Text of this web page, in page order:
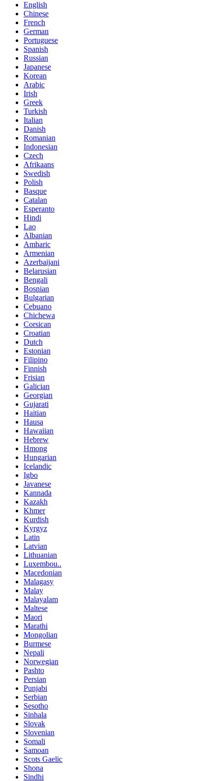
English
Chinese
French
German
Portuguese
Spanish
Russian
Japanese
Korean
Arabic
Irish
Greek
Turkish
Italian
Danish
Romanian
Indonesian
Czech
Afrikaans
Swedish
Polish
Basque
Catalan
Esperanto
Hindi
Lao
Albanian
Amharic
Armenian
Azerbaijani
Belarusian
Bengali
Bosnian
Bulgarian
Cebuano
Chichewa
Corsican
Croatian
Dutch
Estonian
Filipino
Finnish
Frisian
Galician
Georgian
Gujarati
Haitian
Hausa
Hawaiian
Hebrew
Hmong
Hungarian
Icelandic
Igbo
Javanese
Kannada
Kazakh
Khmer
Kurdish
Kyrgyz
Latin
Latvian
Lithuanian
Luxembou..
Macedonian
Malagasy
Malay
Malayalam
Maltese
Maori
Marathi
Mongolian
Burmese
Nepali
Norwegian
Pashto
Persian
Punjabi
Serbian
Sesotho
Sinhala
Slovak
Slovenian
Somali
Samoan
Scots Gaelic
Shona
Sindhi